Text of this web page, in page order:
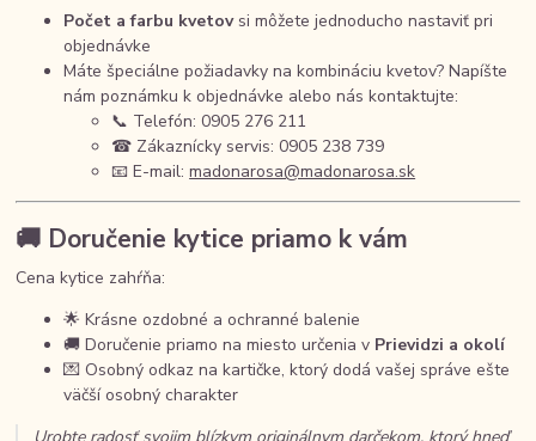
Počet a farbu kvetovsi môžete jednoducho nastaviť pri
objednávke
Máte špeciálne požiadavky na kombináciu kvetov? Napíšte
nám poznámku k objednávke alebo nás kontaktujte:
📞 Telefón: 0905 276 211
☎ Zákaznícky servis: 0905 238 739
📧 E-mail:madonarosa@madonarosa.sk
🚚 Doručenie kytice priamo k vám
Cena kytice zahŕňa:
🌟 Krásne ozdobné a ochranné balenie
🚚 Doručenie priamo na miesto určenia v Prievidzi a okolí
💌 Osobný odkaz na kartičke, ktorý dodá vašej správe ešte
väčší osobný charakter